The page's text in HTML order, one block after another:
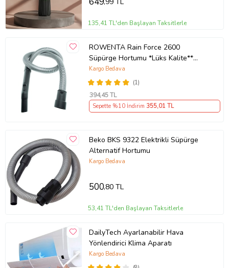
135,41 TL'den Başlayan Taksitlerle
ROWENTA Rain Force 2600
Süpürge Hortumu *Lüks Kalite**
Uyumlu
(1)
Kargo Bedava
394,45 TL
Sepette %10 İndirim 355,01 TL
Beko BKS 9322 Elektrikli Süpürge
Alternatif Hortumu
Kargo Bedava
500,80 TL
53,41 TL'den Başlayan Taksitlerle
DailyTech Ayarlanabilir Hava
Yönlendirici Klima Aparatı
Kargo Bedava